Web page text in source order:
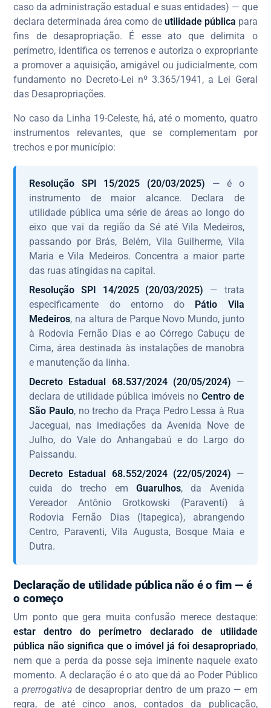
caso da administração estadual e suas entidades) — que
declara determinada área como de utilidade pública para
fins de desapropriação. É esse ato que delimita o
perímetro, identifica os terrenos e autoriza o expropriante
a promover a aquisição, amigável ou judicialmente, com
fundamento no Decreto-Lei nº 3.365/1941, a Lei Geral
das Desapropriações.
No caso da Linha 19-Celeste, há, até o momento, quatro
instrumentos relevantes, que se complementam por
trechos e por município:
Resolução SPI 15/2025 (20/03/2025) — é o
instrumento de maior alcance. Declara de
utilidade pública uma série de áreas ao longo do
eixo que vai da região da Sé até Vila Medeiros,
passando por Brás, Belém, Vila Guilherme, Vila
Maria e Vila Medeiros. Concentra a maior parte
das ruas atingidas na capital.
Resolução SPI 14/2025 (20/03/2025) — trata
especificamente do entorno do Pátio Vila
Medeiros, na altura de Parque Novo Mundo, junto
à Rodovia Fernão Dias e ao Córrego Cabuçu de
Cima, área destinada às instalações de manobra
e manutenção da linha.
Decreto Estadual 68.537/2024 (20/05/2024) —
declara de utilidade pública imóveis no Centro de
São Paulo, no trecho da Praça Pedro Lessa à Rua
Jaceguai, nas imediações da Avenida Nove de
Julho, do Vale do Anhangabaú e do Largo do
Paissandu.
Decreto Estadual 68.552/2024 (22/05/2024) —
cuida do trecho em Guarulhos, da Avenida
Vereador Antônio Grotkowski (Paraventi) à
Rodovia Fernão Dias (Itapegica), abrangendo
Centro, Paraventi, Vila Augusta, Bosque Maia e
Dutra.
Declaração de utilidade pública não é o fim — é
o começo
Um ponto que gera muita confusão merece destaque:
estar dentro do perímetro declarado de utilidade
pública não significa que o imóvel já foi desapropriado,
nem que a perda da posse seja iminente naquele exato
momento. A declaração é o ato que dá ao Poder Público
aprerrogativa de desapropriar dentro de um prazo — em
regra, de até cinco anos, contados da publicação,